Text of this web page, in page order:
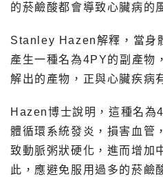
的菸鹼酸都會導致心臟病的
Stanley Hazen解釋，當身
產生一種名為4PY的副產物
解出的產物，正與心臟疾病
Hazen博士說明，這種名為
體循環系統發炎，損害血管
致動脈粥狀硬化，進而增加
此，應避免服用過多的菸鹼